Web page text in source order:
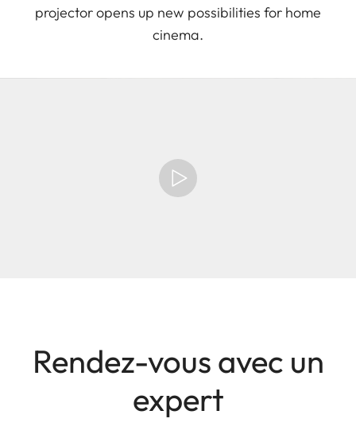
projector opens up new possibilities for home
cinema.
Rendez-vous avec un
expert